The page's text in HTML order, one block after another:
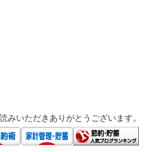
みいただきありがとうございます。